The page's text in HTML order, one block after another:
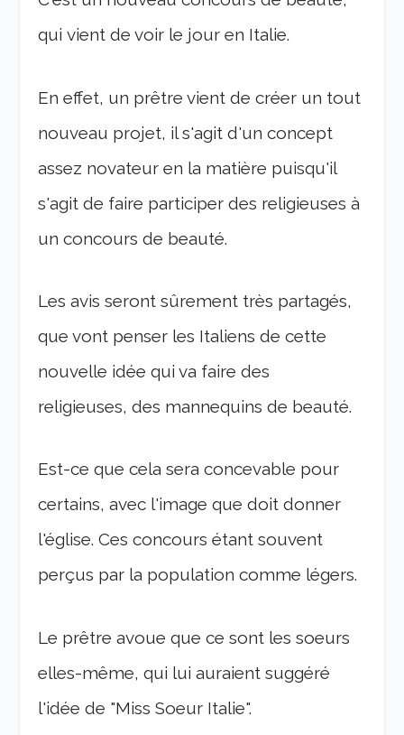
qui vient de voir le jour en Italie.
En effet, un prêtre vient de créer un tout
nouveau projet, il s'agit d'un concept
assez novateur en la matière puisqu'il
s'agit de faire participer des religieuses à
un concours de beauté.
Les avis seront sûrement très partagés,
que vont penser les Italiens de cette
nouvelle idée qui va faire des
religieuses, des mannequins de beauté.
Est-ce que cela sera concevable pour
certains, avec l'image que doit donner
l'église. Ces concours étant souvent
perçus par la population comme légers.
Le prêtre avoue que ce sont les soeurs
elles-même, qui lui auraient suggéré
l'idée de "Miss Soeur Italie".